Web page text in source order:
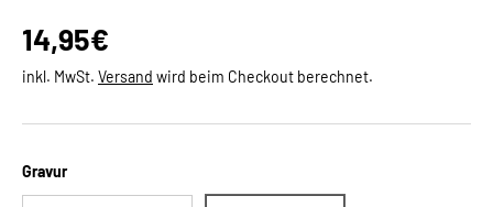
Normaler Preis
14,95€
inkl. MwSt. Versand wird beim Checkout berechnet.
Gravur